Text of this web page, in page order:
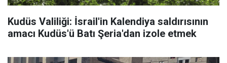
Kudüs Valiliği: İsrail'in Kalendiya saldırısının
amacı Kudüs'ü Batı Şeria'dan izole etmek